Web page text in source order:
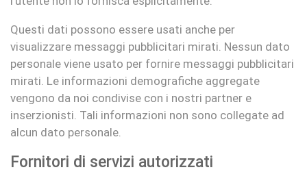
Questi dati possono essere usati anche per
visualizzare messaggi pubblicitari mirati. Nessun dato
personale viene usato per fornire messaggi pubblicitari
mirati. Le informazioni demografiche aggregate
vengono da noi condivise con i nostri partner e
inserzionisti. Tali informazioni non sono collegate ad
alcun dato personale.
Fornitori di servizi autorizzati